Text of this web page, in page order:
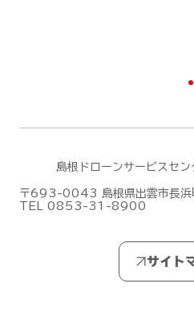
DJIがMic Mini シ
島根ドローンサービスセン
〒693-0043 島根県出雲市長
TEL 0853-31-8900